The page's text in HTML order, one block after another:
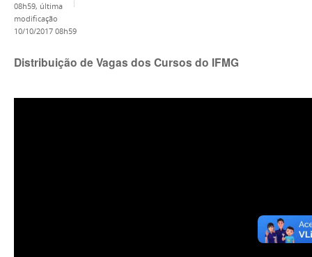
08h59, última
modificação
10/10/2017 08h59
Distribuição de Vagas dos Cursos do IFMG